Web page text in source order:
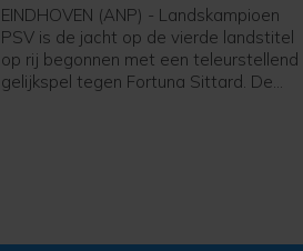
EINDHOVEN (ANP) - Landskampioen
PSV is de jacht op de vierde landstitel
op rij begonnen met een teleurstellend
gelijkspel tegen Fortuna Sittard. De